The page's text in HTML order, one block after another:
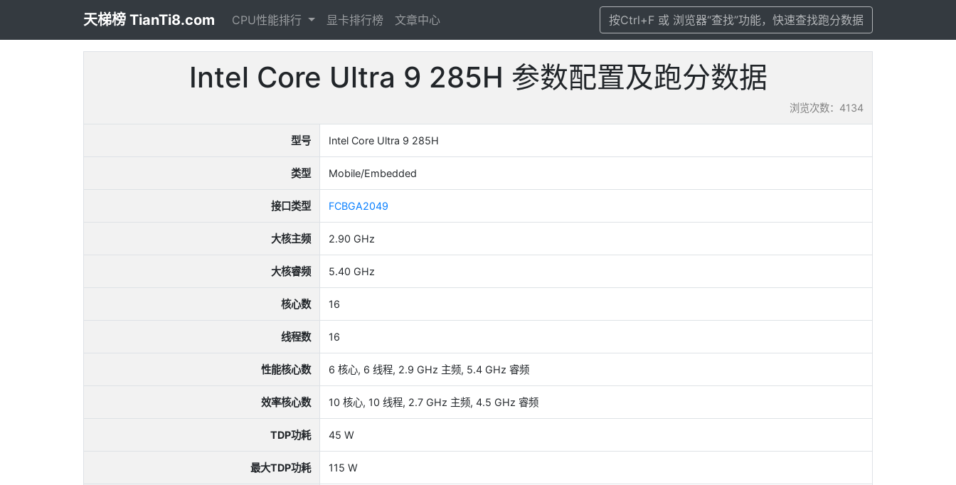
天梯榜 TianTi8.com CPU性能排行 显卡排行榜 文章中心 按Ctrl+F 或 浏览器“查找”功能，快速查找跑分数据
Intel Core Ultra 9 285H 参数配置及跑分数据
浏览次数：4134
型号 Intel Core Ultra 9 285H
类型 Mobile/Embedded
接口类型 FCBGA2049
大核主频 2.90 GHz
大核睿频 5.40 GHz
核心数 16
线程数 16
性能核心数 6 核心, 6 线程, 2.9 GHz 主频, 5.4 GHz 睿频
效率核心数 10 核心, 10 线程, 2.7 GHz 主频, 4.5 GHz 睿频
TDP功耗 45 W
最大TDP功耗 115 W